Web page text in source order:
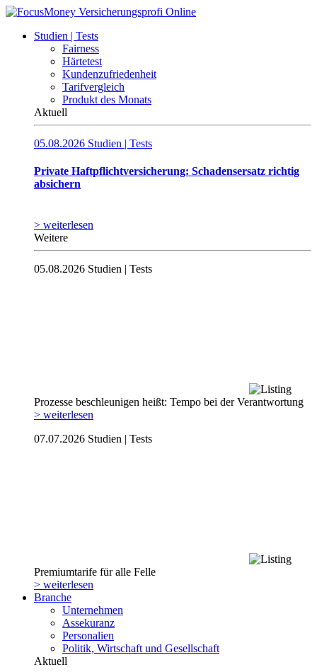
Studien | Tests
Fairness
Härtetest
Kundenzufriedenheit
Tarifvergleich
Produkt des Monats
Aktuell
05.08.2026 Studien | Tests
Private Haftpflichtversicherung: Schadensersatz richtig
absichern
> weiterlesen
Weitere
05.08.2026 Studien | Tests
Prozesse beschleunigen heißt: Tempo bei der Verantwortung
> weiterlesen
07.07.2026 Studien | Tests
Premiumtarife für alle Felle
> weiterlesen
Branche
Unternehmen
Assekuranz
Personalien
Politik, Wirtschaft und Gesellschaft
Aktuell